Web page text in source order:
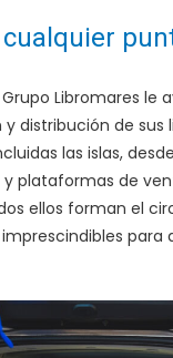
Grupo Libromares le
distribución de sus
las islas,
plataformas de
ellos forman el
para